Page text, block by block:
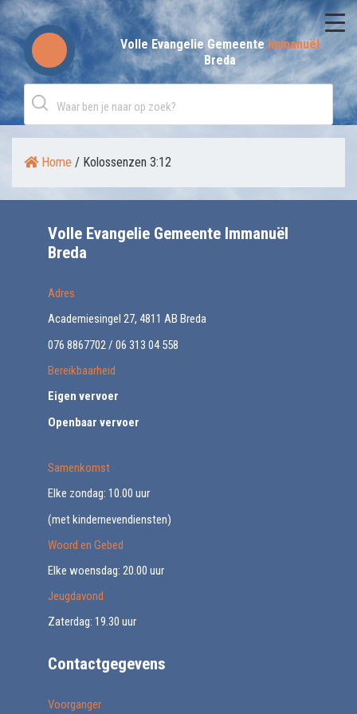
Skip
to
content
Volle Evangelie GemeenteImmanuël
Breda
Home / Kolossenzen 3:12
Volle Evangelie Gemeente Immanuël
Breda
Adres
Academiesingel 27, 4811 AB Breda
076 8867702 / 06 313 04 558
Bereikbaarheid
Eigen vervoer
Openbaar vervoer
Samenkomst
Elke zondag: 10.00 uur
(met kindernevendiensten)
Woord en Gebed
Elke woensdag: 20.00 uur
Jeugdavond
Zaterdag: 19.30 uur
Contactgegevens
Voorganger